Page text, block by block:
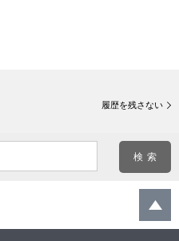
履歴を残さない